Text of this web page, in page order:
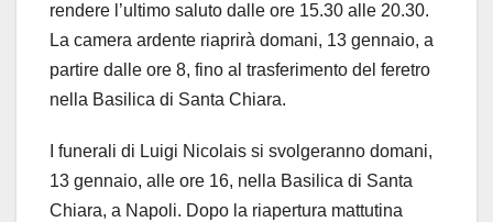
rendere l’ultimo saluto dalle ore 15.30 alle 20.30.
La camera ardente riaprirà domani, 13 gennaio, a
partire dalle ore 8, fino al trasferimento del feretro
nella Basilica di Santa Chiara.
I funerali di Luigi Nicolais si svolgeranno domani,
13 gennaio, alle ore 16, nella Basilica di Santa
Chiara, a Napoli. Dopo la riapertura mattutina